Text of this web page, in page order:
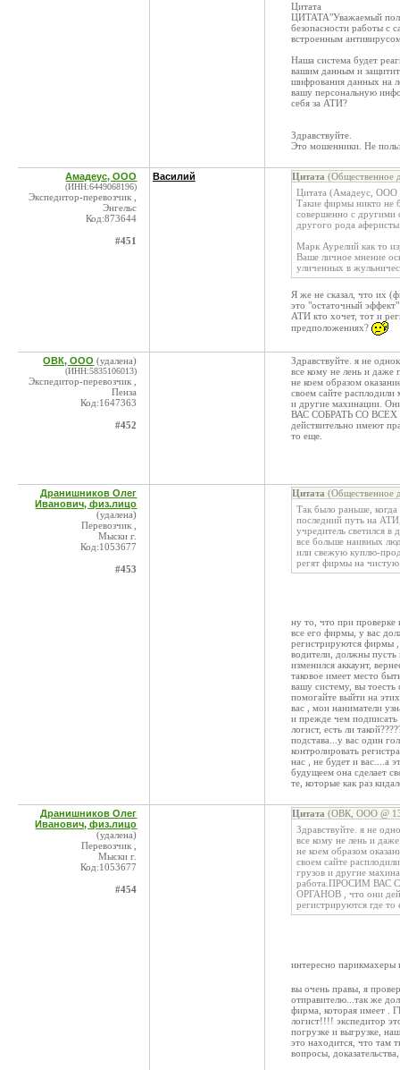
Цитата
ЦИТАТА"Уважаемый
безопасности работы с
встроенным
Наша система будет
вашим данным и
шифрования данных на
вашу персональную
себя за АТИ?
Здравствуйте.
Это мошенники. Не
Амадеус, ООО
(ИНН:6449068196)
Экспедитор-перевозчик ,
Энгельс
Код:873644
#451
Василий Цитата (Общественное
Цитата (Амадеус, ООО
Такие фирмы никто не
совершенно с
другого рода
Марк Аурелий как то
Ваше личное мнение
уличенных в
Я же не сказал, что их
это "остаточный
АТИ кто хочет, тот и
предположениях?
ОВК, ООО (удалена)
(ИНН:5835106013)
Экспедитор-перевозчик ,
Пенза
Код:1647363
#452
Здравствуйте. я не
все кому не лень и даже
не коем образом
своем сайте
и другие махинации.
ВАС СОБРАТЬ СО
действительно имеют
то еще.
Дранишников Олег
Иванович, физ.лицо
(удалена)
Перевозчик ,
Мыски г.
Код:1053677
#453
Цитата (Общественное
Так было раньше,
последний путь на
учредитель светился
все больше наивных
или свежую куплю-
регят фирмы на чистую
ну то, что при проверке
все его фирмы, у вас
регистрируются фирмы ,
водители, должны пусть
изменился аккаунт,
таковое имеет место
вашу систему, вы
помогайте выйти на
вас , мои наниматели
и прежде чем подписать
логист, есть ли
подстава...у вас один
контролировать
нас , не будет и вас....а
будущеем она сделает
те, которые как раз
Дранишников Олег
Иванович, физ.лицо
(удалена)
Перевозчик ,
Мыски г.
Код:1053677
#454
Цитата (ОВК, ООО @
Здравствуйте. я не
все кому не лень и
не коем образом
своем сайте
грузов и другие
работа.ПРОСИМ
ОРГАНОВ , что они
регистрируются где то
интересно парикмахеры
вы очень правы, я
отправителю...так же
фирма, которая имеет .
логист!!!! экспедитор
погрузке и выгрузке,
это находится, что там
вопросы,